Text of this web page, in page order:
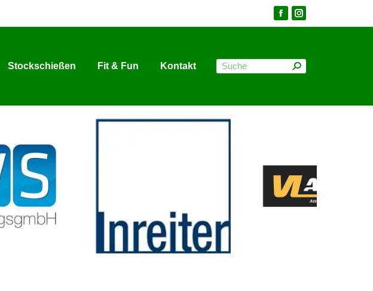
Stockschießen Fit & Fun Kontakt